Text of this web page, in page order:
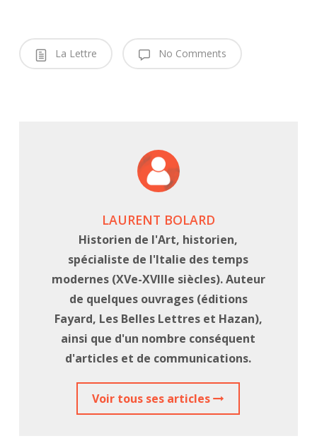
La Lettre No Comments
LAURENT BOLARD
Historien de l'Art, historien,
spécialiste de l'Italie des temps
modernes (XVe-XVIIIe siècles). Auteur
de quelques ouvrages (éditions
Fayard, Les Belles Lettres et Hazan),
ainsi que d'un nombre conséquent
d'articles et de communications.
Voir tous ses articles